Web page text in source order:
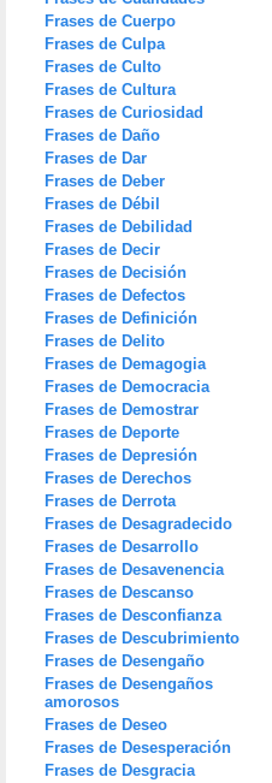
Frases de Cuerpo
Frases de Culpa
Frases de Culto
Frases de Cultura
Frases de Curiosidad
Frases de Daño
Frases de Dar
Frases de Deber
Frases de Débil
Frases de Debilidad
Frases de Decir
Frases de Decisión
Frases de Defectos
Frases de Definición
Frases de Delito
Frases de Demagogia
Frases de Democracia
Frases de Demostrar
Frases de Deporte
Frases de Depresión
Frases de Derechos
Frases de Derrota
Frases de Desagradecido
Frases de Desarrollo
Frases de Desavenencia
Frases de Descanso
Frases de Desconfianza
Frases de Descubrimiento
Frases de Desengaño
Frases de Desengaños
amorosos
Frases de Deseo
Frases de Desesperación
Frases de Desgracia